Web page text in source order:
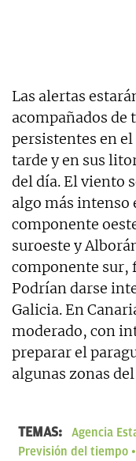
Las alertas
acompañados
persistentes en
tarde y en sus
del día. El viento
algo más
componente
suroeste y
componente sur,
Podrían darse
Galicia. En
moderado, con
preparar el
algunas zonas
TEMAS: Agencia
Previsión del tiempo